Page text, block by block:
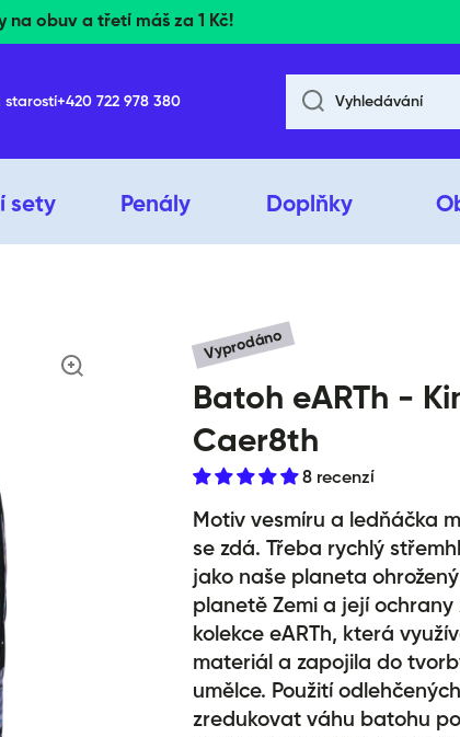
1500 Kč doručíme zdarma!
starostí+420 722 978 380 Vyhledávání
sety Penály Doplňky
Vyprodáno
Batoh eARTh -
Caer8th
8 recenzí
Motiv vesmíru a ledňáčka
se zdá. Třeba rychlý
jako naše planeta
planetě Zemi a její
kolekce eARTh, která
materiál a zapojila do
umělce. Použití
zredukovat váhu batohu